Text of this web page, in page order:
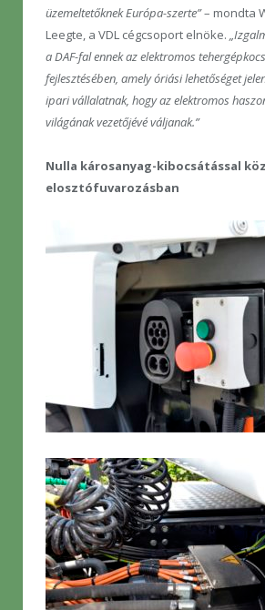
üzemeltetőknek Európa-szerte”– mondta
Leegte, a VDL cégcsoport elnöke.
a DAF-fal ennek az elektromos
fejlesztésében, amely óriási lehetőséget
ipari vállalatnak, hogy az elektromos
világának vezetőjévé váljanak.”
Nulla károsanyag-kibocsátással
elosztófuvarozásban